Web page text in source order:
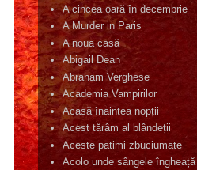
A cincea oară în decembrie
A Murder in Paris
A noua casă
Abigail Dean
Abraham Verghese
Academia Vampirilor
Acasă înaintea nopții
Acest tărâm al blândeții
Aceste patimi zbuciumate
Acolo unde sângele îngheață